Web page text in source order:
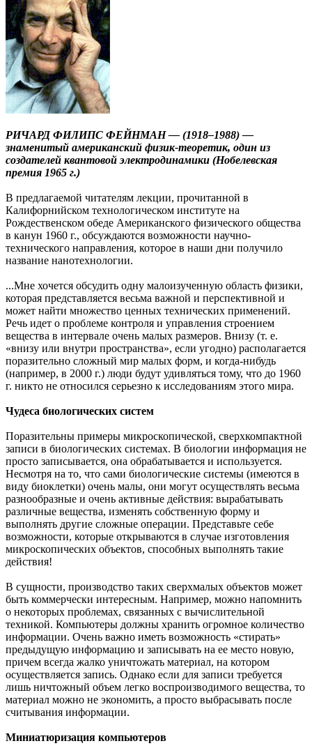
РИЧАРД ФИЛИПС ФЕЙНМАН — (1918–1988) —
знаменитый американский физик-теоретик, один из
создателей квантовой электродинамики (Нобелевская
премия 1965 г.)
В предлагаемой читателям лекции, прочитанной в
Калифорнийском технологическом институте на
Рождественском обеде Американского физического общества
в канун 1960 г., обсуждаются возможности научно-
технического направления, которое в наши дни получило
название нанотехнологии.
...Мне хочется обсудить одну малоизученную область физики,
которая представляется весьма важной и перспективной и
может найти множество ценных технических применений.
Речь идет о проблеме контроля и управления строением
вещества в интервале очень малых размеров. Внизу (т. е.
«внизу или внутри пространства», если угодно) располагается
поразительно сложный мир малых форм, и когда-нибудь
(например, в 2000 г.) люди будут удивляться тому, что до 1960
г. никто не относился серьезно к исследованиям этого мира.
Чудеса биологических систем
Поразительны примеры микроскопической, сверхкомпактной
записи в биологических системах. В биологии информация не
просто записывается, она обрабатывается и используется.
Несмотря на то, что сами биологические системы (имеются в
виду биоклетки) очень малы, они могут осуществлять весьма
разнообразные и очень активные действия: вырабатывать
различные вещества, изменять собственную форму и
выполнять другие сложные операции. Представьте себе
возможности, которые открываются в случае изготовления
микроскопических объектов, способных выполнять такие
действия!
В сущности, производство таких сверхмалых объектов может
быть коммерчески интересным. Например, можно напомнить
о некоторых проблемах, связанных с вычислительной
техникой. Компьютеры должны хранить огромное количество
информации. Очень важно иметь возможность «стирать»
предыдущую информацию и записывать на ее место новую,
причем всегда жалко уничтожать материал, на котором
осуществляется запись. Однако если для записи требуется
лишь ничтожный объем легко воспроизводимого вещества, то
материал можно не экономить, а просто выбрасывать после
считывания информации.
Миниатюризация компьютеров